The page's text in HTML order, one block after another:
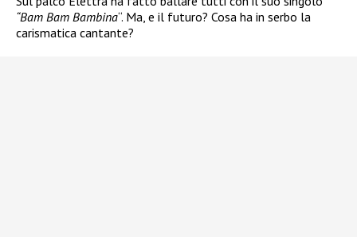
“Bam Bam Bambina“. Ma, e il futuro? Cosa ha in serbo la
carismatica cantante?